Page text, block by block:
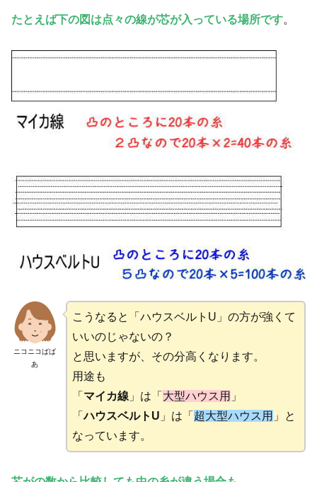
たとえば下の図は点々の線が芯が入っている場所です。
ニコニコばば
あ
こうなると「ハウスベルトU」の方が強くて
いいのじゃないの？
と思いますが、その分高くなります。
用途も
「 マイカ線」は「 大型ハウス用 」
「ハウスベルトU 」は「 超大型ハウス用 」と
なっています。